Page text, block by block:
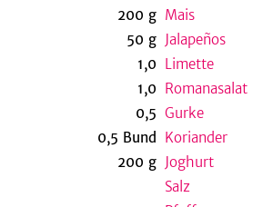
200 g Mais
50 g Jalapeños
1,0 Limette
1,0 Romanasalat
0,5 Gurke
0,5 Bund
Koriander
200 g Joghurt
Salz